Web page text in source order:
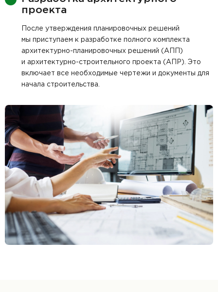
проекта
После утверждения планировочных решений
мы приступаем к разработке полного комплекта
архитектурно-планировочных решений (АПП)
и архитектурно-строительного проекта (АПР). Это
включает все необходимые чертежи и документы для
начала строительства.